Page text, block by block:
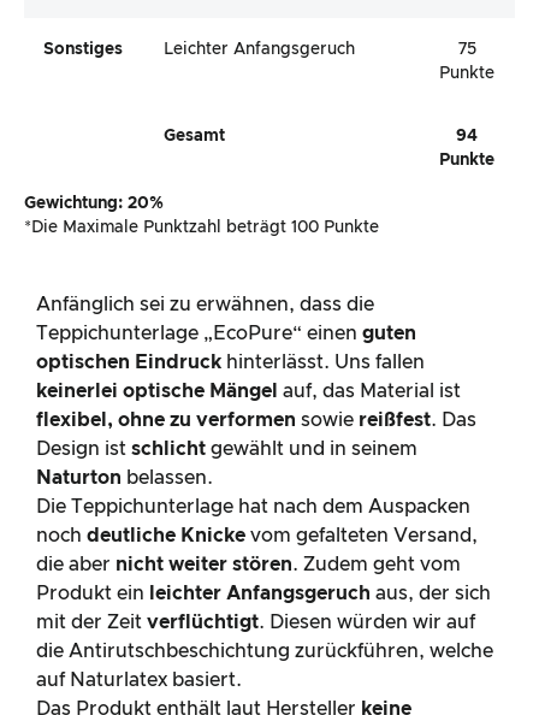
Sonstiges Leichter Anfangsgeruch
75
Punkte
Gesamt
94
Punkte
Gewichtung: 20%
*Die Maximale Punktzahl beträgt 100 Punkte
Anfänglich sei zu erwähnen, dass die
Teppichunterlage „EcoPure“ einen guten
optischen Eindruck hinterlässt. Uns fallen
keinerlei optische Mängel auf, das Material ist
flexibel, ohne zu verformen sowie reißfest. Das
Design ist schlicht gewählt und in seinem
Naturton belassen.
Die Teppichunterlage hat nach dem Auspacken
noch deutliche Knicke vom gefalteten Versand,
die aber nicht weiter stören. Zudem geht vom
Produkt ein
leichter Anfangsgeruch aus, der sich
mit der Zeit verflüchtigt. Diesen würden wir auf
die Antirutschbeschichtung zurückführen, welche
auf Naturlatex basiert.
Das Produkt enthält laut Hersteller keine